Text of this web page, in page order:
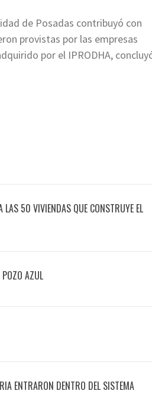
de Posadas contribuyó con
provistas por las empresas
por el IPRODHA,
LAS 50 VIVIENDAS QUE CONSTRUYE EL
AZUL
ENTRARON DENTRO DEL SISTEMA